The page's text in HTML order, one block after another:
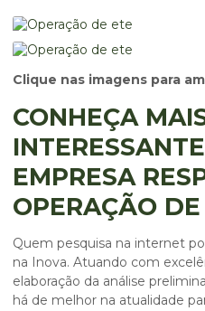
Clique nas imagens para
CONHEÇA
EMPRESA
OPERAÇÃO
Quem pesquisa na internet
na Inova. Atuando com
elaboração da análise
há de melhor na atualidade